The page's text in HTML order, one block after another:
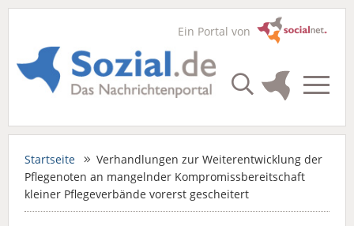
Ein Portal von
Startseite
Verhandlungen zur Weiterentwicklung der
Pflegenoten an mangelnder Kompromissbereitschaft
kleiner Pflegeverbände vorerst gescheitert